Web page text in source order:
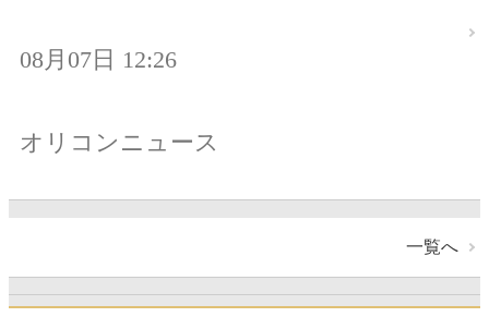
08月07日 12:26
オリコンニュース
一覧へ